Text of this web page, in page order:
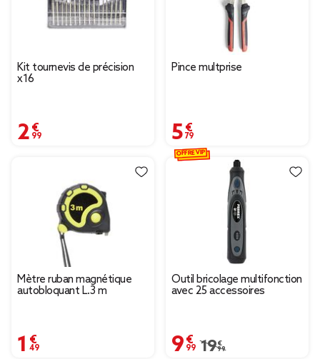
Kit tournevis de précision
x16
2,99 €
Pince multprise
5,79 €
Mètre ruban magnétique
autobloquant L.3 m
1,49 €
Outil bricolage multifonction
avec 25 accessoires
9,99 €
Prix remisé de 19,99 €
19,99 €
OFFRE VIP